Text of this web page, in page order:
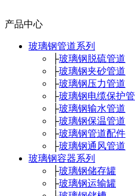
产品中心
玻璃钢管道系列
├玻璃钢脱硫管道
├玻璃钢夹砂管道
├玻璃钢压力管道
├玻璃钢电缆保护管
├玻璃钢输水管道
├玻璃钢保温管道
├玻璃钢管道配件
├玻璃钢通风管道
玻璃钢容器系列
├玻璃钢储存罐
├玻璃钢运输罐